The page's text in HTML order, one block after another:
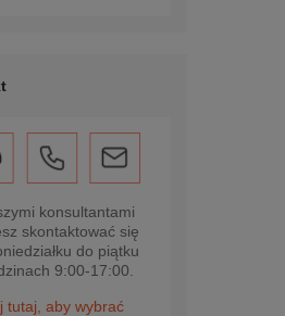
konsultantami
skontaktować się
do piątku
9:00-17:00.
tutaj, aby wybrać